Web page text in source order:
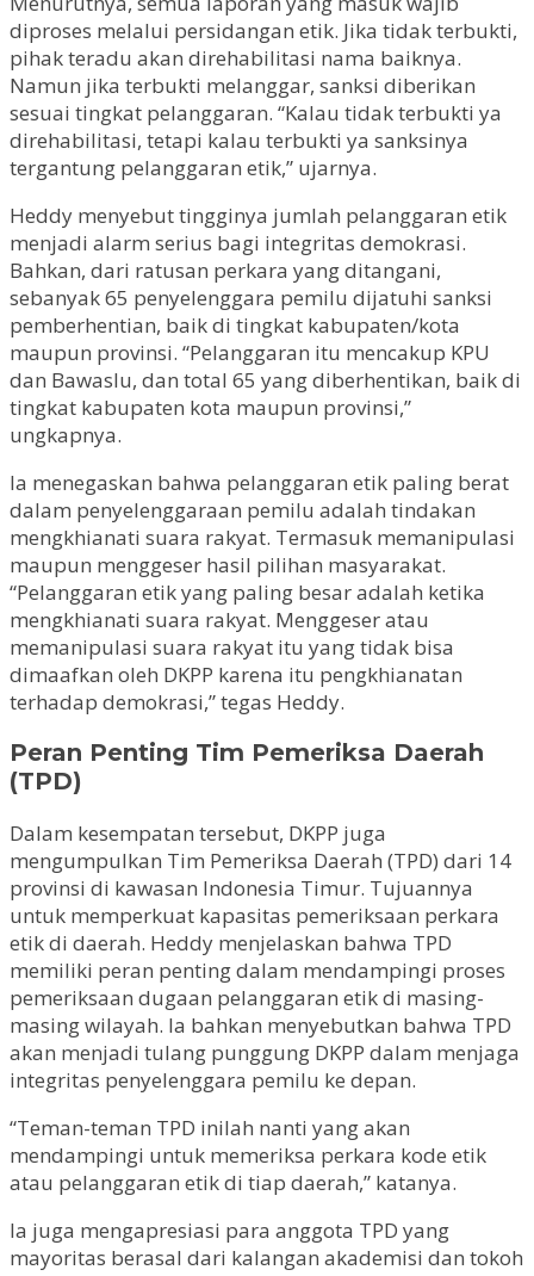
diproses melalui persidangan etik. Jika tidak terbukti,
pihak teradu akan direhabilitasi nama baiknya.
Namun jika terbukti melanggar, sanksi diberikan
sesuai tingkat pelanggaran. “Kalau tidak terbukti ya
direhabilitasi, tetapi kalau terbukti ya sanksinya
tergantung pelanggaran etik,” ujarnya.
Heddy menyebut tingginya jumlah pelanggaran etik
menjadi alarm serius bagi integritas demokrasi.
Bahkan, dari ratusan perkara yang ditangani,
sebanyak 65 penyelenggara pemilu dijatuhi sanksi
pemberhentian, baik di tingkat kabupaten/kota
maupun provinsi. “Pelanggaran itu mencakup KPU
dan Bawaslu, dan total 65 yang diberhentikan, baik di
tingkat kabupaten kota maupun provinsi,”
ungkapnya.
Ia menegaskan bahwa pelanggaran etik paling berat
dalam penyelenggaraan pemilu adalah tindakan
mengkhianati suara rakyat. Termasuk memanipulasi
maupun menggeser hasil pilihan masyarakat.
“Pelanggaran etik yang paling besar adalah ketika
mengkhianati suara rakyat. Menggeser atau
memanipulasi suara rakyat itu yang tidak bisa
dimaafkan oleh DKPP karena itu pengkhianatan
terhadap demokrasi,” tegas Heddy.
Peran Penting Tim Pemeriksa Daerah
(TPD)
Dalam kesempatan tersebut, DKPP juga
mengumpulkan Tim Pemeriksa Daerah (TPD) dari 14
provinsi di kawasan Indonesia Timur. Tujuannya
untuk memperkuat kapasitas pemeriksaan perkara
etik di daerah. Heddy menjelaskan bahwa TPD
memiliki peran penting dalam mendampingi proses
pemeriksaan dugaan pelanggaran etik di masing-
masing wilayah. Ia bahkan menyebutkan bahwa TPD
akan menjadi tulang punggung DKPP dalam menjaga
integritas penyelenggara pemilu ke depan.
“Teman-teman TPD inilah nanti yang akan
mendampingi untuk memeriksa perkara kode etik
atau pelanggaran etik di tiap daerah,” katanya.
Ia juga mengapresiasi para anggota TPD yang
mayoritas berasal dari kalangan akademisi dan tokoh